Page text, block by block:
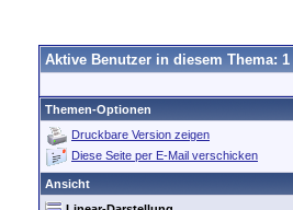
Aktive Benutzer in diesem Thema: 1
Themen-Optionen
Druckbare Version zeigen
Diese Seite per E-Mail verschicken
Ansicht